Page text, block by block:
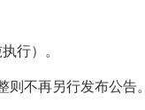
行）。
不再另行发布公告。